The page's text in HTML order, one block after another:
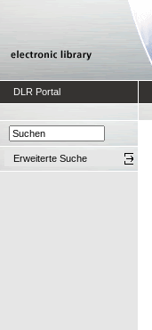
DLR Portal
Erweiterte Suche